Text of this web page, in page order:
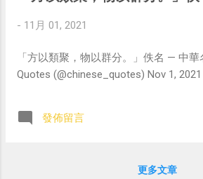
- 11月 01, 2021
「方以類聚，物以群分。」佚名 — 中華
Quotes (@chinese_quotes) Nov 1, 2021
發佈留言
更多文章